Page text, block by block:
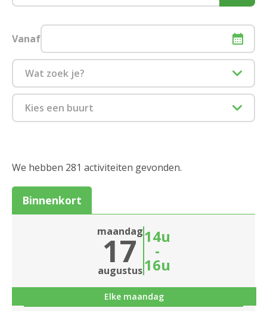
Vanaf
Wat zoek je?
Eropuit
Kies een buurt
2018 Antwerpen
2020 Antwerpen
2030 Antwerpen
2040 Berendrecht
2050 Antwerpen-Linkeroever
Sluiten
We hebben 281 activiteiten gevonden.
Binnenkort
maandag
17
augustus
14u
-
16u
Elke maandag